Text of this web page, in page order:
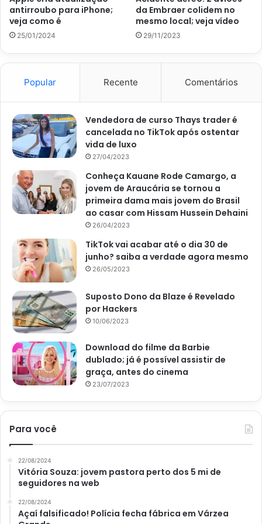
parte com um rolo de massa, acrescente o recheio (um a
um dos ingredientes citados) e feche-a, enrolando como
se fosse um rocambole.
Por último, pincele a massa com o ovo batido e salpique
queijo parmesão. Leve ao forno preaquecido a 160° C por
aproveite o pãozinho recheado.
Dicas para não errar na
massa
A fim de garantir que o seu pãozinho recheado saia
perfeito e todos possam saboreá-lo com gosto, anote as
dicas a seguir, para que tenha uma massa perfeita. São
dicas fornecidas pela colaboradora Samantha Cerquetani
em matéria escrita aoSite Uol
Opte por manteiga em vez de margarina, visto que o
antirroubo para iPhone;
veja como é
25/01/2024
da Embraer colidem no
mesmo local; veja vídeo
29/11/2023
Popular Recente Comentários
Vendedora de curso Thays trader é
cancelada no TikTok após ostentar
vida de luxo
27/04/2023
Conheça Kauane Rode Camargo, a
jovem de Araucária se tornou a
primeira dama mais jovem do Brasil
ao casar com Hissam Hussein Dehaini
26/04/2023
TikTok vai acabar até o dia 30 de
junho? saiba a verdade agora mesmo
26/05/2023
Suposto Dono da Blaze é Revelado
por Hackers
10/06/2023
Download do filme da Barbie
dublado; já é possível assistir de
graça, antes do cinema
23/07/2023
Para você
22/08/2024
Vitória Souza: jovem pastora perto dos 5 mi de
seguidores na web
22/08/2024
Açaí falsificado! Polícia fecha fábrica em Várzea